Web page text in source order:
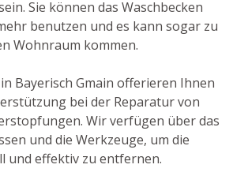
Sie können das Waschbecken
benutzen und es kann sogar zu
Wohnraum kommen.
Bayerisch Gmain offerieren Ihnen
bei der Reparatur von
Wir verfügen über das
und die Werkzeuge, um die
und effektiv zu entfernen.